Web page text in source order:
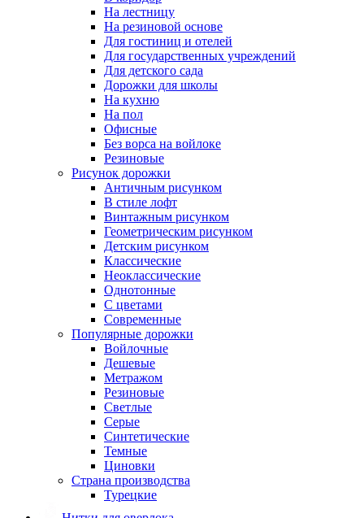
На лестницу
На резиновой основе
Для гостиниц и отелей
Для государственных учреждений
Для детского сада
Дорожки для школы
На кухню
На пол
Офисные
Без ворса на войлоке
Резиновые
Рисунок дорожки
Античным рисунком
В стиле лофт
Винтажным рисунком
Геометрическим рисунком
Детским рисунком
Классические
Неоклассические
Однотонные
С цветами
Современные
Популярные дорожки
Войлочные
Дешевые
Метражом
Резиновые
Светлые
Серые
Синтетические
Темные
Циновки
Страна производства
Турецкие